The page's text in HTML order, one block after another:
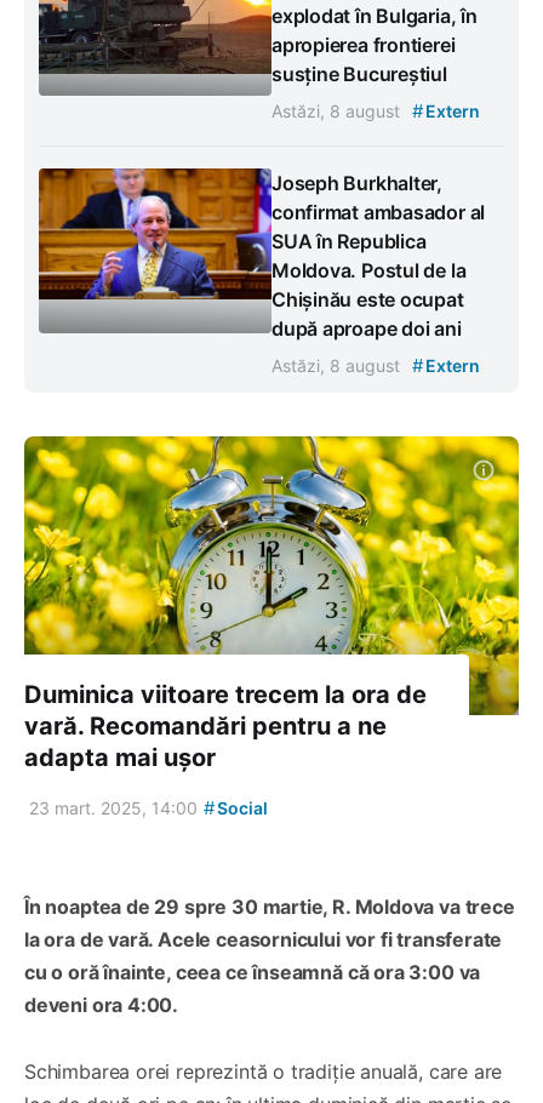
explodat în Bulgaria, în
apropierea frontierei
susține Bucureștiul
Astăzi, 8 august #Extern
Joseph Burkhalter,
confirmat ambasador al
SUA în Republica
Moldova. Postul de la
Chișinău este ocupat
după aproape doi ani
Astăzi, 8 august #Extern
Duminica viitoare trecem la ora de
vară. Recomandări pentru a ne
adapta mai ușor
23 mart. 2025, 14:00 #Social
În noaptea de 29 spre 30 martie, R. Moldova va trece
la ora de vară. Acele ceasornicului vor fi transferate
cu o oră înainte, ceea ce înseamnă că ora 3:00 va
deveni ora 4:00.
Schimbarea orei reprezintă o tradiție anuală, care are